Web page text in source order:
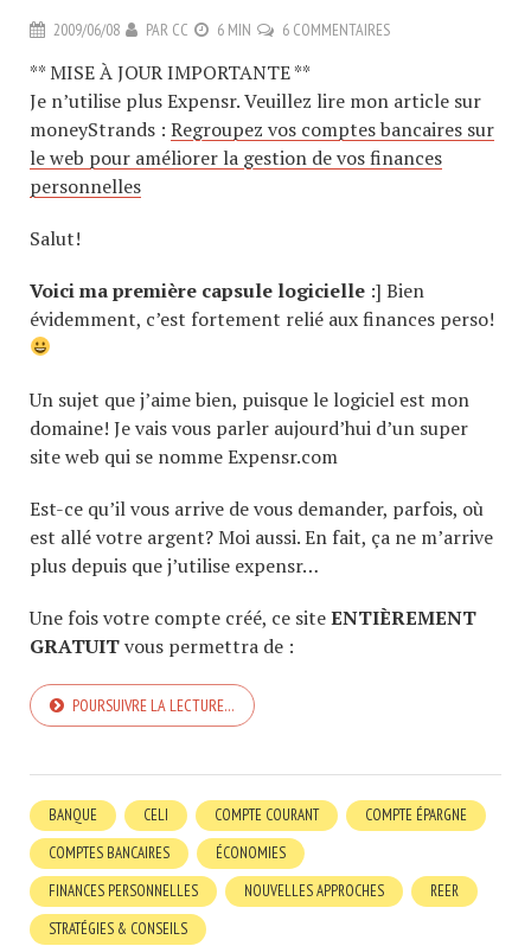
2009/06/08 PAR CC 6 MIN 6 COMMENTAIRES
** MISE À JOUR IMPORTANTE **
Je n’utilise plus Expensr. Veuillez lire mon article sur
moneyStrands : Regroupez vos comptes bancaires sur
le web pour améliorer la gestion de vos finances
personnelles
Salut!
Voici ma première capsule logicielle :] Bien
évidemment, c’est fortement relié aux finances perso!
Un sujet que j’aime bien, puisque le logiciel est mon
domaine! Je vais vous parler aujourd’hui d’un super
site web qui se nomme Expensr.com
Est-ce qu’il vous arrive de vous demander, parfois, où
est allé votre argent? Moi aussi. En fait, ça ne m’arrive
plus depuis que j’utilise expensr…
Une fois votre compte créé, ce siteENTIÈREMENT
GRATUITvous permettra de :
POURSUIVRE LA LECTURE…
BANQUE CELI COMPTE COURANT
COMPTE ÉPARGNE
COMPTES BANCAIRES
ÉCONOMIES
FINANCES PERSONNELLES
NOUVELLES APPROCHES
REER
STRATÉGIES & CONSEILS